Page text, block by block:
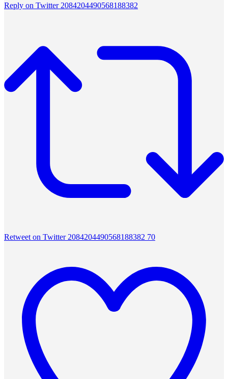
Reply on Twitter 2084204490568188382
Retweet on Twitter 2084204490568188382 70